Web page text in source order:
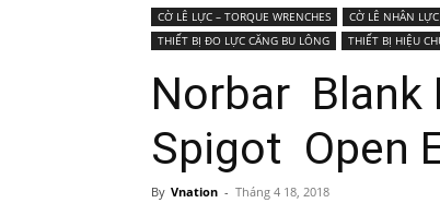
CỜ LÊ LỰC – TORQUE WRENCHES CỜ LÊ NHÂN LỰC
THIẾT BỊ ĐO LỰC CĂNG BU LÔNG
THIẾT BỊ HIỆU
Norbar Blank
Spigot Open
By Vnation - Tháng 4 18, 2018